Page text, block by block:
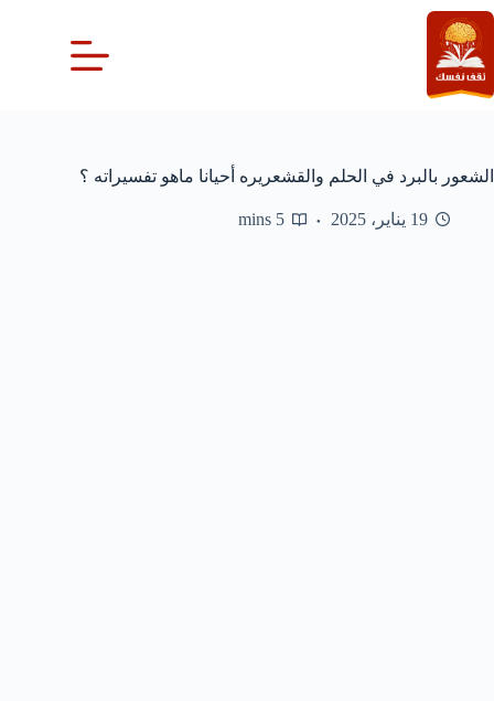
التجاوز
إلى
المحتوى
الشعور بالبرد في الحلم والقشعريره أحيانا ماهو تفسيراته ؟
19 يناير، 2025 5 mins